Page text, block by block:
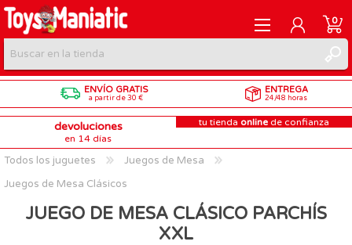
REGISTRARME
INICIAR SESIÓN
0
ENVÍO GRATIS
a partir de 30 €
ENTREGA
24/48 horas
devoluciones
en 14 días
tu tienda online de confianza
Todos los juguetes
Juegos de Mesa
Juegos de Mesa Clásicos
JUEGO DE MESA CLÁSICO PARCHÍS
XXL